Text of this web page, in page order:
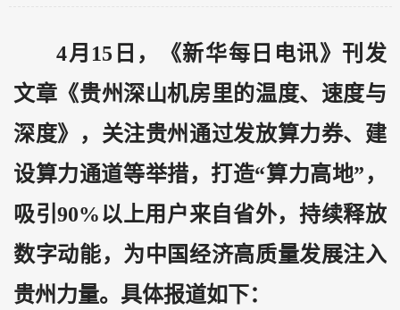
4月15日，《新华每日电讯》刊发
文章《贵州深山机房里的温度、速度与
深度》，关注贵州通过发放算力券、建
设算力通道等举措，打造“算力高地”，
吸引90%以上用户来自省外，持续释放
数字动能，为中国经济高质量发展注入
贵州力量。具体报道如下：